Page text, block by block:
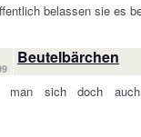
belassen sie es
Beutelbärchen
man sich doch auch